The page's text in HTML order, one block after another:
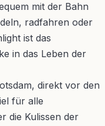
mit der Bahn
radfahren oder
ist das
in das Leben der
direkt vor den
für alle
die Kulissen der